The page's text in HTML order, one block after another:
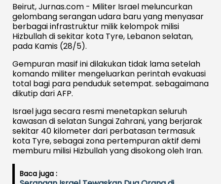
Beirut, Jurnas.com - Militer Israel meluncurkan
gelombang serangan udara baru yang menyasar
berbagai infrastruktur milik kelompok milisi
Hizbullah di sekitar kota Tyre, Lebanon selatan,
pada Kamis (28/5).
Gempuran masif ini dilakukan tidak lama setelah
komando militer mengeluarkan perintah evakuasi
total bagi para penduduk setempat. sebagaimana
dikutip dari AFP.
Israel juga secara resmi menetapkan seluruh
kawasan di selatan Sungai Zahrani, yang berjarak
sekitar 40 kilometer dari perbatasan termasuk
kota Tyre, sebagai zona pertempuran aktif demi
memburu milisi Hizbullah yang disokong oleh Iran.
Baca juga :